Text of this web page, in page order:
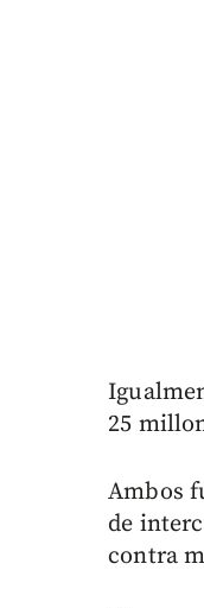
25
Ambos
de
contra